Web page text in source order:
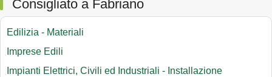
Consigliato a Fabriano
Edilizia - Materiali
Imprese Edili
Impianti Elettrici, Civili ed Industriali - Installazione